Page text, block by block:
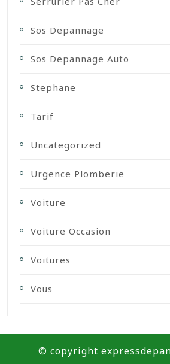
Sos Depannage
Sos Depannage Auto
Stephane
Tarif
Uncategorized
Urgence Plomberie
Voiture
Voiture Occasion
Voitures
Vous
© copyright